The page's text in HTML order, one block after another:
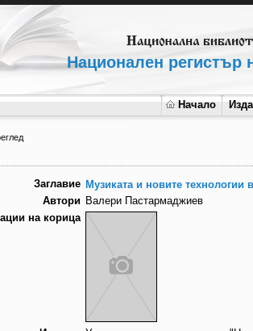
Национален регистър
Начало
Заглавие Музиката и новите
Автори Валери Пастармаджиев
на корица